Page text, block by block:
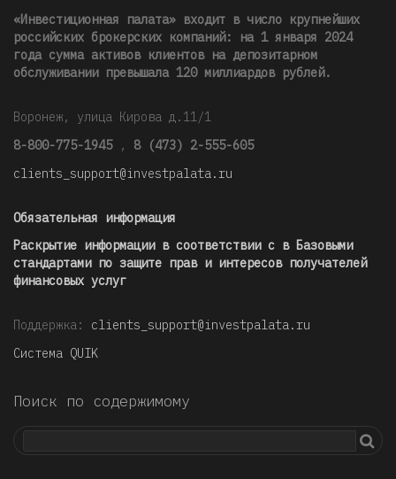
«Инвестиционная палата» входит в число крупнейших
российских брокерских компаний: на 1 января 2024
года сумма активов клиентов на депозитарном
обслуживании превышала 120 миллиардов рублей.
Воронеж, улица Кирова д.11/1
8-800-775-1945 , 8 (473) 2-555-605
clients_support@investpalata.ru
Обязательная информация
Раскрытие информации в соответствии с в Базовыми
стандартами по защите прав и интересов получателей
финансовых услуг
Поддержка: clients_support@investpalata.ru
Система QUIK
Поиск по содержимому